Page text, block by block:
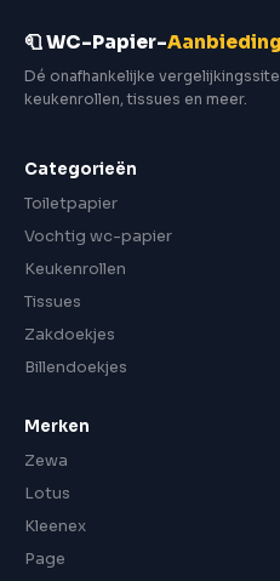
🧻 WC-Papier-Aanbieding
Dé onafhankelijke
keukenrollen, tissues en meer.
Categorieën
Toiletpapier
Vochtig wc-papier
Keukenrollen
Tissues
Zakdoekjes
Billendoekjes
Merken
Zewa
Lotus
Kleenex
Page